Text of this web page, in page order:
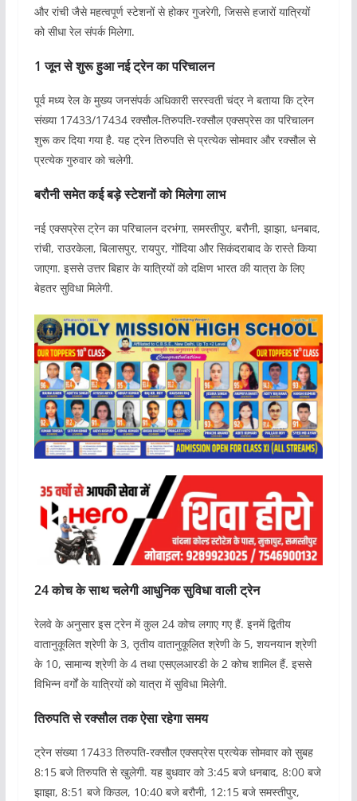
और रांची जैसे महत्वपूर्ण स्टेशनों से होकर गुजरेगी, जिससे हजारों यात्रियों
को सीधा रेल संपर्क मिलेगा.
1 जून से शुरू हुआ नई ट्रेन का परिचालन
पूर्व मध्य रेल के मुख्य जनसंपर्क अधिकारी सरस्वती चंद्र ने बताया कि ट्रेन
संख्या 17433/17434 रक्सौल-तिरुपति-रक्सौल एक्सप्रेस का परिचालन
शुरू कर दिया गया है. यह ट्रेन तिरुपति से प्रत्येक सोमवार और रक्सौल से
प्रत्येक गुरुवार को चलेगी.
बरौनी समेत कई बड़े स्टेशनों को मिलेगा लाभ
नई एक्सप्रेस ट्रेन का परिचालन दरभंगा, समस्तीपुर, बरौनी, झाझा, धनबाद,
रांची, राउरकेला, बिलासपुर, रायपुर, गोंदिया और सिकंदराबाद के रास्ते किया
जाएगा. इससे उत्तर बिहार के यात्रियों को दक्षिण भारत की यात्रा के लिए
बेहतर सुविधा मिलेगी.
24 कोच के साथ चलेगी आधुनिक सुविधा वाली ट्रेन
रेलवे के अनुसार इस ट्रेन में कुल 24 कोच लगाए गए हैं. इनमें द्वितीय
वातानुकूलित श्रेणी के 3, तृतीय वातानुकूलित श्रेणी के 5, शयनयान श्रेणी
के 10, सामान्य श्रेणी के 4 तथा एसएलआरडी के 2 कोच शामिल हैं. इससे
विभिन्न वर्गों के यात्रियों को यात्रा में सुविधा मिलेगी.
तिरुपति से रक्सौल तक ऐसा रहेगा समय
ट्रेन संख्या 17433 तिरुपति-रक्सौल एक्सप्रेस प्रत्येक सोमवार को सुबह
8:15 बजे तिरुपति से खुलेगी. यह बुधवार को 3:45 बजे धनबाद, 8:00 बजे
झाझा, 8:51 बजे किउल, 10:40 बजे बरौनी, 12:15 बजे समस्तीपुर,